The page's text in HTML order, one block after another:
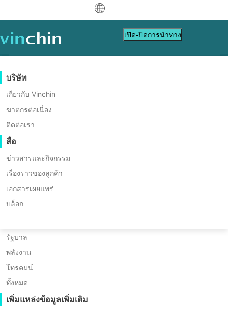
ดาวน์โหลด
การ ติดต่อ
การปกป้องข้อมูล
Backup & Recovery
การสำเนาแบบเรียลไทม์
การปกป้องข้อมูลอย่างต่อเนื่อง
คัดลอกที่นอกเว็บไซต์
การเก็บถาวร
การจัดการงาน
การเคลื่อนย้ายเวิร์กโหลด
การย้ายข้อมูล V2V
การย้ายข้อมูล P2P
การย้ายข้อมูล C2C
การย้ายข้อมูล C2V
การย้ายข้อมูล P2C
กู้คืนได้
เวอร์ชวล
VMware
Hyper-V
Proxmox
XCP-ng
oVirt
H3C CAS/UIS
ZStack
Sangfor HCI
Oracle OLVM
XenServer/Citrix Hypervisor
KayGrid
แหล่งข้อมูลสนับสนุน
ฐานข้อมูลความรู้
วิดีโอสอนใช้งาน
ศูนย์ช่วยเหลือ
เหตุการณ์สด
เว็บบินาร์
การสาธิตสด
เรื่องราวของลูกค้า
บริการเทคโนโลยีสารสนเทศ
รัฐบาล
พลังงาน
โทรคมน์
ทั้งหมด
เพิ่มแหล่งข้อมูลเพิ่มเติม
การซื้อสินค้า
เรียนรู้วิธีการซื้อ
นโยบายการออกใบอนุญาต
คำถามที่พบบ่อย
ติดต่อ
ขอใบเสนอราคา
เป็นพาร์ทเนอร์
โปรแกรมพันธมิตร
เป็นพาร์ทเนอร์
ค้นหาพาร์ทเนอร์
ค้นหาพาร์ทเนอร์ในท้องถิ่น
เป็นพาร์ทเนอร์อยู่แล้วหรือไม่?
เข้าสู่ระบบพอร์ทัลพาร์ทเนอร์
บริษัท
เกี่ยวกับ Vinchin
ฆาตกรต่อเนื่อง
ติดต่อเรา
สื่อ
ข่าวสารและกิจกรรม
เรื่องราวของลูกค้า
เอกสารเผยแพร่
บล็อก
เปิด-ปิดการนำทาง
ทำให้การป้องกัน Sangfor HCI
ของคุณง่ายขึ้นด้วย Vinchin
ง่าย โหลด ประหยัดทนทาน
Edition)
* ไม่ต้องใช้บัตรเครดิต
* เริ่มใช้งานได้ภายใน 10 นาที